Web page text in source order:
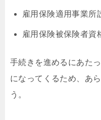
雇用保険適用事業所
雇用保険被保険者資
手続きを進めるにあた
になってくるため、あ
う。